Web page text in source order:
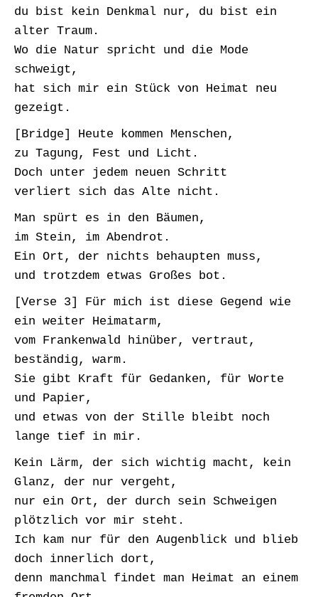
du bist kein Denkmal nur, du bist ein
alter Traum.
Wo die Natur spricht und die Mode
schweigt,
hat sich mir ein Stück von Heimat neu
gezeigt.
[Bridge] Heute kommen Menschen,
zu Tagung, Fest und Licht.
Doch unter jedem neuen Schritt
verliert sich das Alte nicht.
Man spürt es in den Bäumen,
im Stein, im Abendrot.
Ein Ort, der nichts behaupten muss,
und trotzdem etwas Großes bot.
[Verse 3] Für mich ist diese Gegend wie
ein weiter Heimatarm,
vom Frankenwald hinüber, vertraut,
beständig, warm.
Sie gibt Kraft für Gedanken, für Worte
und Papier,
und etwas von der Stille bleibt noch
lange tief in mir.
Kein Lärm, der sich wichtig macht, kein
Glanz, der nur vergeht,
nur ein Ort, der durch sein Schweigen
plötzlich vor mir steht.
Ich kam nur für den Augenblick und blieb
doch innerlich dort,
denn manchmal findet man Heimat an einem